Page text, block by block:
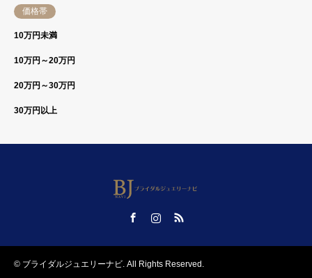
価格帯
10万円未満
10万円～20万円
20万円～30万円
30万円以上
© ブライダルジュエリーナビ . All Rights Reserved.